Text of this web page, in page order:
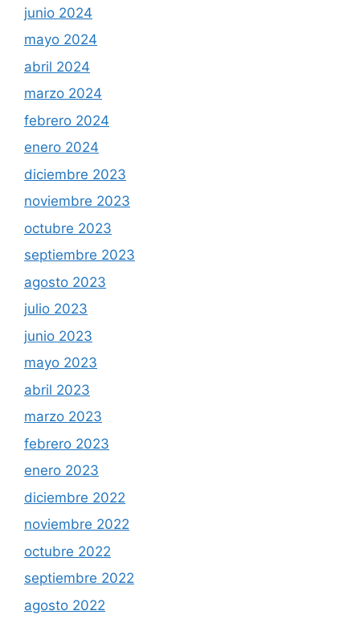
junio 2024
mayo 2024
abril 2024
marzo 2024
febrero 2024
enero 2024
diciembre 2023
noviembre 2023
octubre 2023
septiembre 2023
agosto 2023
julio 2023
junio 2023
mayo 2023
abril 2023
marzo 2023
febrero 2023
enero 2023
diciembre 2022
noviembre 2022
octubre 2022
septiembre 2022
agosto 2022